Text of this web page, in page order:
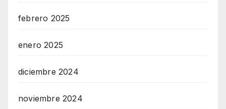
febrero 2025
enero 2025
diciembre 2024
noviembre 2024